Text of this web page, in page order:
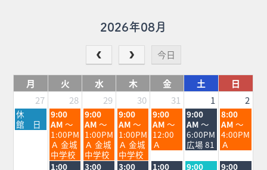
2026年08月
今日
月 火 水 木 金 土
日
27
28 29 30 31 1 2
月
曜
日,
休
館 日
火
曜
日,
7
月
28th
9:00
AM ～
1:00PM
Ａ 金城
中学校
水
曜
日,
7
月
29th
9:00
AM ～
1:00PM
Ａ 金城
中学校
木
曜
日,
7
月
30th
9:00
AM ～
1:00PM
Ａ 金城
中学校
金
曜
日,
7
月
31st
9:00
AM ～
12:00
Ａ
土
曜
日,
8
月
1st
9:00
AM ～
6:00PM
広場 81
日
曜
日,
8
月
2nd
8:00
AM ～
4:00PM
Ａ
火
1:00
水
3:00
木
3:00
金
1:00
土
9:00
日
9:00